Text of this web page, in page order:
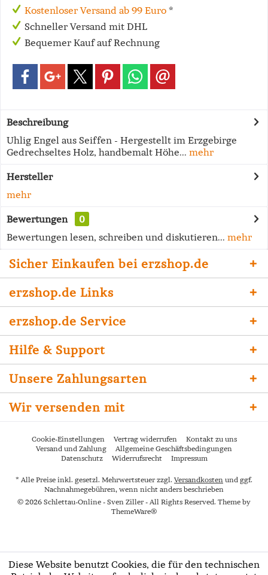
Kostenloser Versand ab 99 Euro *
Schneller Versand mit DHL
Bequemer Kauf auf Rechnung
Beschreibung
Uhlig Engel aus Seiffen - Hergestellt im Erzgebirge
Gedrechseltes Holz, handbemalt Höhe... mehr
Hersteller
mehr
Bewertungen
0
Bewertungen lesen, schreiben und diskutieren... mehr
Sicher Einkaufen bei erzshop.de
erzshop.de Links
erzshop.de Service
Hilfe & Support
Unsere Zahlungsarten
Wir versenden mit
Cookie-Einstellungen Vertrag widerrufen
Kontakt zu uns
Versand und Zahlung
Allgemeine Geschäftsbedingungen
Datenschutz
Widerrufsrecht Impressum
* Alle Preise inkl. gesetzl. Mehrwertsteuer zzgl. Versandkosten und ggf.
Nachnahmegebühren, wenn nicht anders beschrieben
© 2026 Schlettau-Online - Sven Ziller - All Rights Reserved. Theme by
ThemeWare®
Diese Website benutzt Cookies, die für den technischen